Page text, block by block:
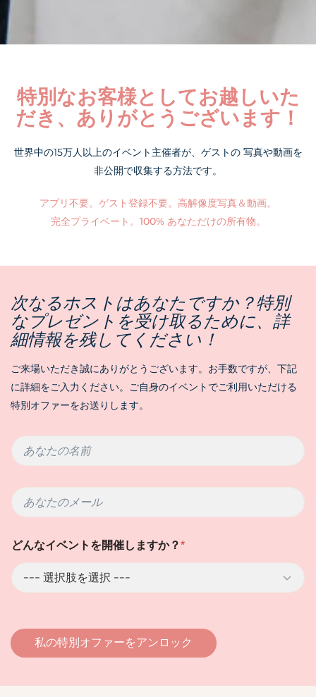
特別なお客様としてお越しいた
だき、ありがとうございます！
世界中の15万人以上のイベント主催者が、ゲストの 写真や動画を
非公開で収集する方法です。
アプリ不要。ゲスト登録不要。高解像度写真＆動画。
完全プライベート。100% あなただけの所有物。
次なるホストはあなたですか？特別
なプレゼントを受け取るために、詳
細情報を残してください！
ご来場いただき誠にありがとうございます。お手数ですが、下記
に詳細をご入力ください。ご自身のイベントでご利用いただける
特別オファーをお送りします。
あ
な
名
前
め
て
テ
ィ
グ
用
さ
れ
す
メ
ー
どんなイベントを開催しますか？*
私の特別オファーをアンロック